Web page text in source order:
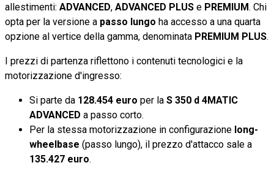
allestimenti: ADVANCED, ADVANCED PLUS e PREMIUM. Chi
opta per la versione a passo lungo ha accesso a una quarta
opzione al vertice della gamma, denominata PREMIUM PLUS.
I prezzi di partenza riflettono i contenuti tecnologici e la
motorizzazione d'ingresso:
Si parte da 128.454 euro per la S 350 d 4MATIC
ADVANCED a passo corto.
Per la stessa motorizzazione in configurazione long-
wheelbase (passo lungo), il prezzo d'attacco sale a
135.427 euro.